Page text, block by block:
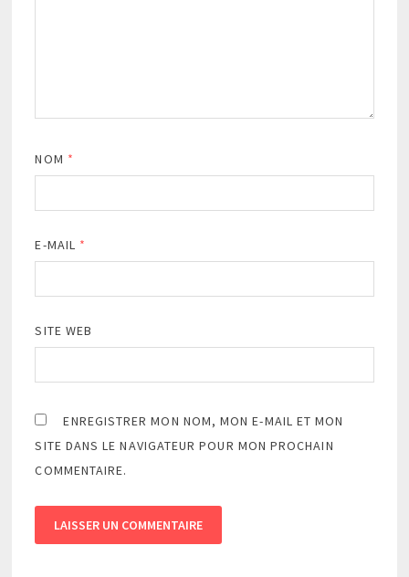
NOM *
E-MAIL *
SITE WEB
ENREGISTRER MON NOM, MON E-MAIL ET MON
SITE DANS LE NAVIGATEUR POUR MON PROCHAIN
COMMENTAIRE.